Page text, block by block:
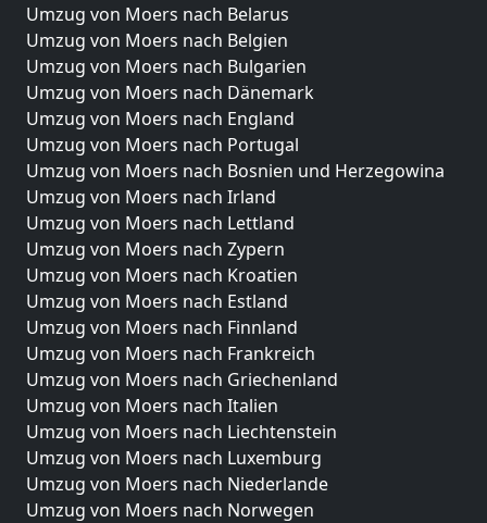
Umzug von Moers nach Belarus
Umzug von Moers nach Belgien
Umzug von Moers nach Bulgarien
Umzug von Moers nach Dänemark
Umzug von Moers nach England
Umzug von Moers nach Portugal
Umzug von Moers nach Bosnien und Herzegowina
Umzug von Moers nach Irland
Umzug von Moers nach Lettland
Umzug von Moers nach Zypern
Umzug von Moers nach Kroatien
Umzug von Moers nach Estland
Umzug von Moers nach Finnland
Umzug von Moers nach Frankreich
Umzug von Moers nach Griechenland
Umzug von Moers nach Italien
Umzug von Moers nach Liechtenstein
Umzug von Moers nach Luxemburg
Umzug von Moers nach Niederlande
Umzug von Moers nach Norwegen